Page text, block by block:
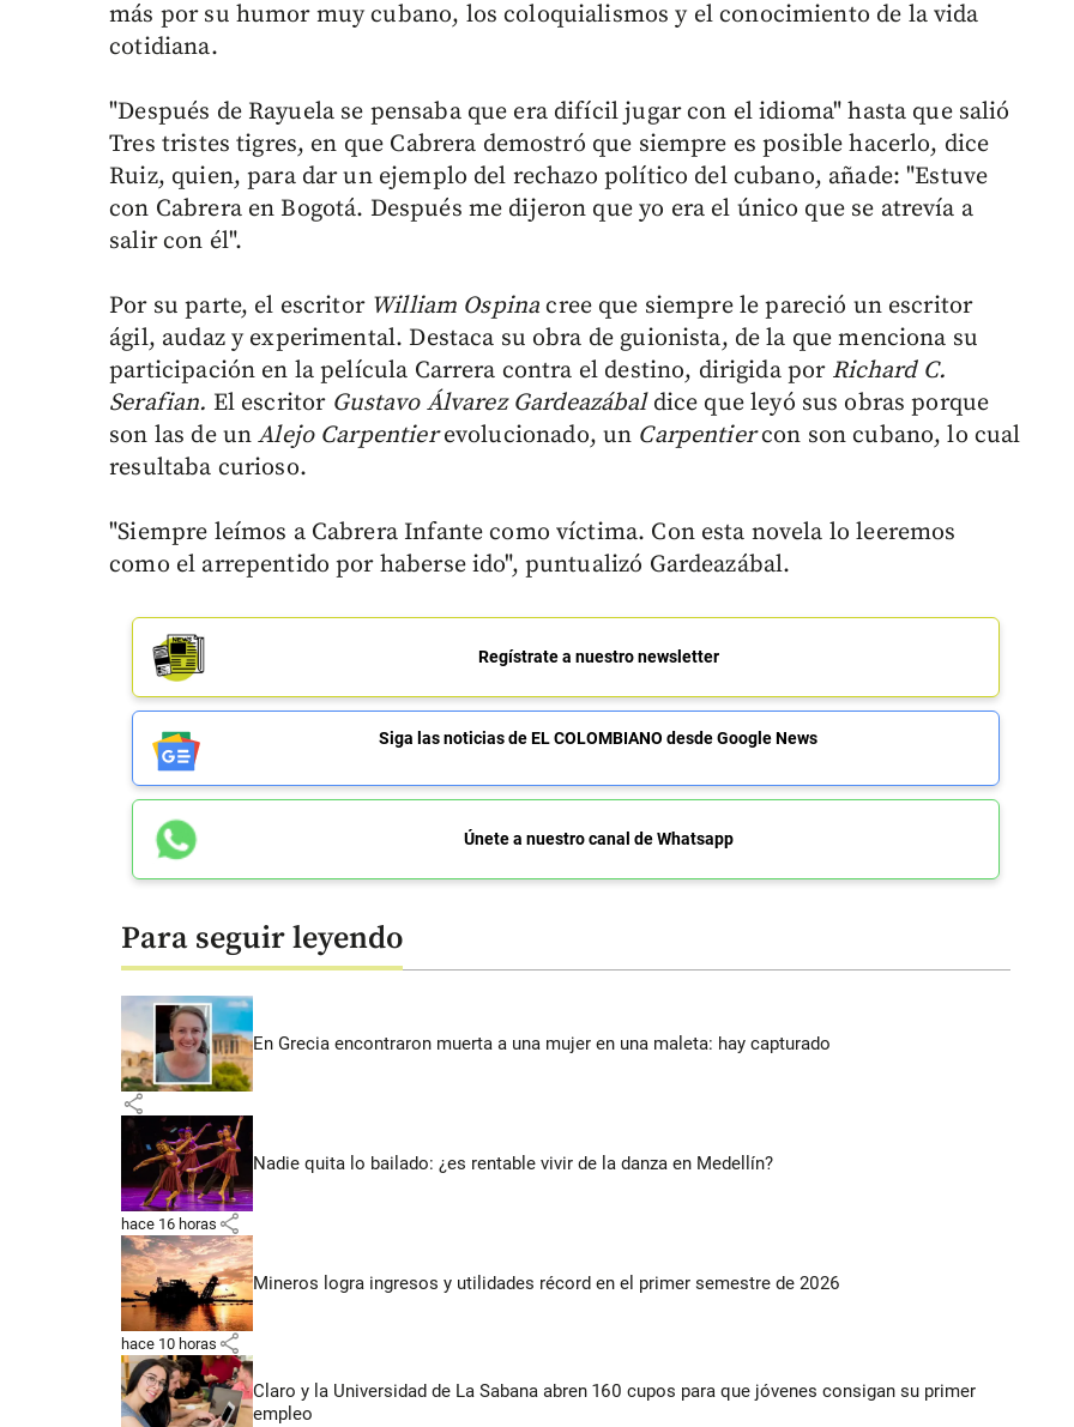
más por su humor muy cubano, los coloquialismos y el conocimiento de la vida
cotidiana.
"Después de Rayuela se pensaba que era difícil jugar con el idioma" hasta que salió
Tres tristes tigres, en que Cabrera demostró que siempre es posible hacerlo, dice
Ruiz, quien, para dar un ejemplo del rechazo político del cubano, añade: "Estuve
con Cabrera en Bogotá. Después me dijeron que yo era el único que se atrevía a
salir con él".
Por su parte, el escritor William Ospina cree que siempre le pareció un escritor
ágil, audaz y experimental. Destaca su obra de guionista, de la que menciona su
participación en la película Carrera contra el destino, dirigida por Richard C.
Serafian. El escritor Gustavo Álvarez Gardeazábaldice que leyó sus obras porque
son las de unAlejo Carpentierevolucionado, un Carpentiercon son cubano, lo cual
resultaba curioso.
"Siempre leímos a Cabrera Infante como víctima. Con esta novela lo leeremos
como el arrepentido por haberse ido", puntualizó Gardeazábal.
Regístrate a nuestro newsletter
Siga las noticias de EL COLOMBIANO desde Google News
Únete a nuestro canal de Whatsapp
Para seguir leyendo
En Grecia encontraron muerta a una mujer en una maleta: hay capturado
share
Nadie quita lo bailado: ¿es rentable vivir de la danza en Medellín?
hace 16 horas share
Mineros logra ingresos y utilidades récord en el primer semestre de 2026
hace 10 horas share
Claro y la Universidad de La Sabana abren 160 cupos para que jóvenes consigan su primer
empleo